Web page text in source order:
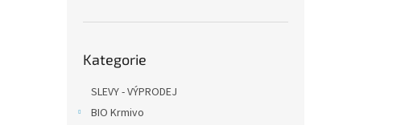
kategorie
Kategorie
SLEVY - VÝPRODEJ
BIO Krmivo